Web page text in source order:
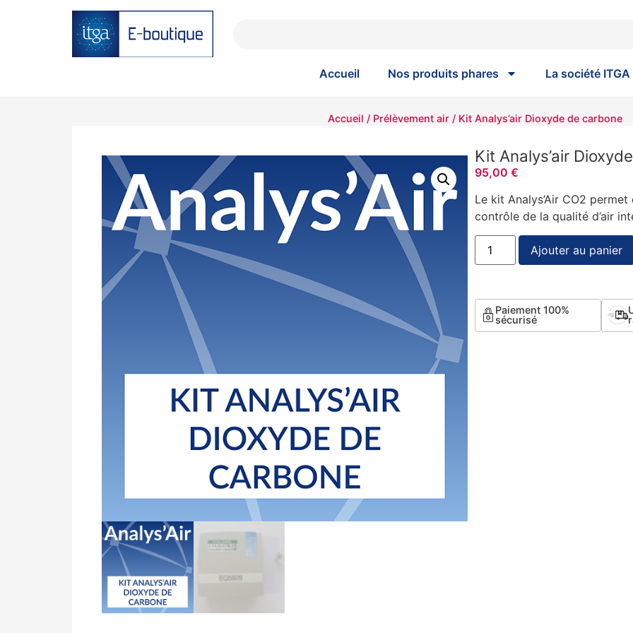
Accueil Nos produits phares La société ITGA
Accueil / Prélèvement air/ Kit Analys’air Dioxyde de carbone
Kit Analys’air
95,00 €
Le kit Analys’Air CO2
contrôle de la qualité d’air
Ajouter au panier
Paiement 100%
sécurisé